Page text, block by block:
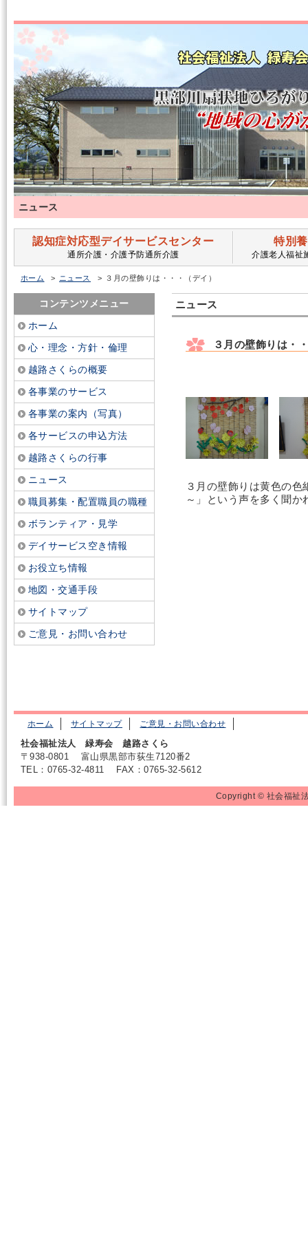
ニュース
認知症対応型デイサービスセンター
通所介護・介護予防通所介護
特別
介護老人福祉
ホーム ニュース ３月の壁飾りは・・・（デイ）
ニュース
３月の壁飾りは・
３月の壁飾りは黄色の
～」という声を多く聞か
コンテンツメニュー
ホーム
心・理念・方針・倫理
越路さくらの概要
各事業のサービス
各事業の案内（写真）
各サービスの申込方法
越路さくらの行事
ニュース
職員募集・配置職員の職種
ボランティア・見学
デイサービス空き情報
お役立ち情報
地図・交通手段
サイトマップ
ご意見・お問い合わせ
ホーム サイトマップ ご意見・お問い合わせ
社会福祉法人 緑寿会 越路さくら
〒938-0801
富山県黒部市荻生7120番2
TEL：0765-32-4811
FAX：0765-32-5612
Copyright © 社会福祉